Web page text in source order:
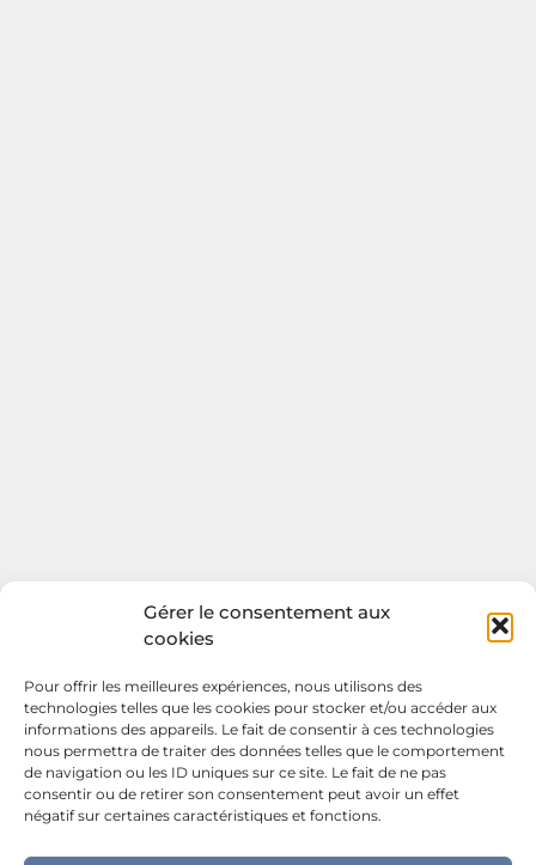
Gérer le consentement aux
cookies
Pour offrir les meilleures expériences, nous utilisons des
technologies telles que les cookies pour stocker et/ou accéder aux
informations des appareils. Le fait de consentir à ces technologies
nous permettra de traiter des données telles que le comportement
de navigation ou les ID uniques sur ce site. Le fait de ne pas
consentir ou de retirer son consentement peut avoir un effet
négatif sur certaines caractéristiques et fonctions.